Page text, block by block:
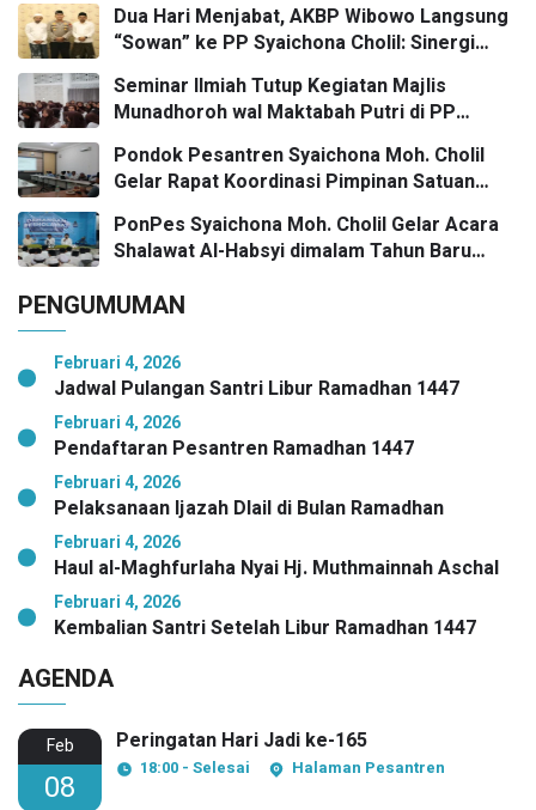
Dua Hari Menjabat, AKBP Wibowo Langsung
“Sowan” ke PP Syaichona Cholil: Sinergi
Kunci Bangkalan Madani
Seminar Ilmiah Tutup Kegiatan Majlis
Munadhoroh wal Maktabah Putri di PP
Pondok Pesantren Syaichona Moh. Cholil
Gelar Rapat Koordinasi Pimpinan Satuan
PonPes Syaichona Moh. Cholil Gelar Acara
Shalawat Al-Habsyi dimalam Tahun Baru
PENGUMUMAN
Februari 4, 2026
Jadwal Pulangan Santri Libur Ramadhan 1447
Februari 4, 2026
Pendaftaran Pesantren Ramadhan 1447
Februari 4, 2026
Pelaksanaan Ijazah Dlail di Bulan Ramadhan
Februari 4, 2026
Haul al-Maghfurlaha Nyai Hj. Muthmainnah Aschal
Februari 4, 2026
Kembalian Santri Setelah Libur Ramadhan 1447
AGENDA
Feb
08
Peringatan Hari Jadi ke-165
18:00 - Selesai Halaman Pesantren